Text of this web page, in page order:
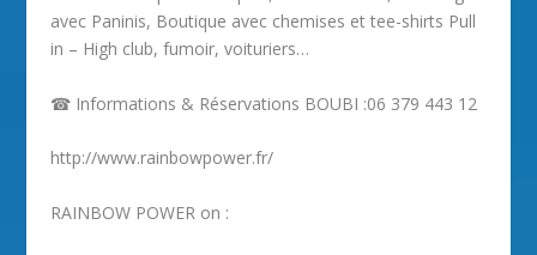
avec Paninis, Boutique avec chemises et tee-shirts Pull
in – High club, fumoir, voituriers…
☎ Informations & Réservations BOUBI :06 379 443 12
http://​www.rainbowpower.fr/
RAINBOW POWER on :